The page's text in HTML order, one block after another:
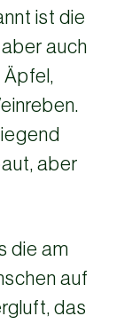
ist die
auch
Äpfel,
aber
die am
auf
das